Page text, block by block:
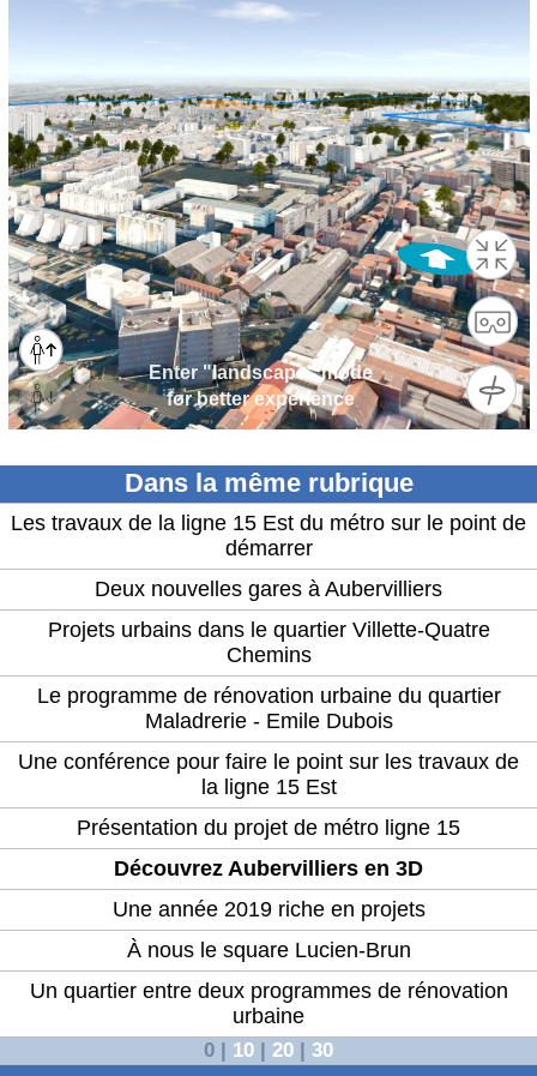
Dans la même rubrique
Les travaux de la ligne 15 Est du métro sur le point de
démarrer
Deux nouvelles gares à Aubervilliers
Projets urbains dans le quartier Villette-Quatre
Chemins
Le programme de rénovation urbaine du quartier
Maladrerie - Emile Dubois
Une conférence pour faire le point sur les travaux de
la ligne 15 Est
Présentation du projet de métro ligne 15
Découvrez Aubervilliers en 3D
Une année 2019 riche en projets
À nous le square Lucien-Brun
Un quartier entre deux programmes de rénovation
urbaine
0 | 10 | 20 | 30